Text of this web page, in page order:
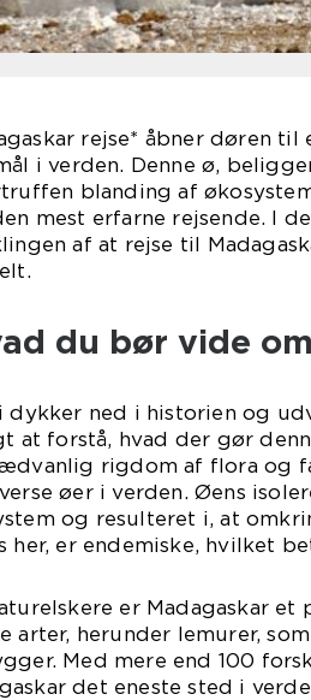
rejse* åbner døren
i verden. Denne ø,
blanding af
mest erfarne rejsende. I
af at rejse til
du bør vide
dykker ned i historien og
at forstå, hvad der gør
rigdom af flora og
øer i verden. Øens
og resulteret i, at
her, er endemiske, hvilket
er Madagaskar
arter, herunder lemurer,
Med mere end 100
det eneste sted i